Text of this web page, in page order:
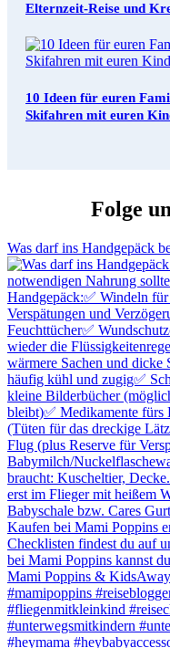
Elternzeit-Reise und
10 Ideen für euren
Skifahren mit euren
Folge
Was darf ins Handgepäck